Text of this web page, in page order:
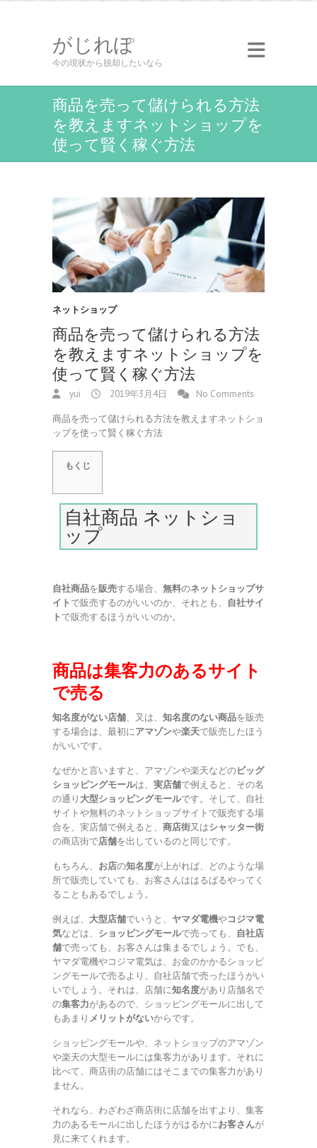
がじれぽ
今の現状から脱却したいなら
商品を売って儲けられる方法
を教えますネットショップを
使って賢く稼ぐ方法
ネットショップ
商品を売って儲けられる方法
を教えますネットショップを
使って賢く稼ぐ方法
yui 2019年3月4日 No Comments
商品を売って儲けられる方法を教えますネットショ
ップを使って賢く稼ぐ方法
もくじ
自社商品 ネットショ
ップ
自社商品を販売する場合、 無料のネットショップサ
イトで販売するのがいいのか、それとも、 自社サイ
トで販売するほうがいいのか。
商品は集客力のあるサイト
で売る
知名度がない店舗、又は、 知名度のない商品を販売
する場合は、最初にアマゾンや楽天で販売したほう
がいいです。
なぜかと言いますと、アマゾンや楽天などのビッグ
ショッピングモールは、 実店舗で例えると、その名
の通り 大型ショッピングモールです。そして、自社
サイトや無料のネットショップサイトで販売する場
合を、実店舗で例えると、 商店街又はシャッター街
の商店街で店舗を出しているのと同じです。
もちろん、 お店の知名度が上がれば、どのような場
所で販売していても、お客さんははるばるやってく
ることもあるでしょう。
例えば、 大型店舗でいうと、 ヤマダ電機やコジマ電
気などは、 ショッピングモールで売っても、 自社店
舗で売っても、お客さんは集まるでしょう。でも、
ヤマダ電機やコジマ電気は、お金のかかるショッピ
ングモールで売るより、自社店舗で売ったほうがい
いでしょう。それは、店舗に知名度があり店舗名で
の集客力があるので、ショッピングモールに出して
もあまり メリットがないからです。
ショッピングモールや、ネットショップのアマゾン
や楽天の大型モールには集客力があります。それに
比べて、商店街の店舗にはそこまでの集客力があり
ません。
それなら、わざわざ商店街に店舗を出すより、集客
力のあるモールに出したほうがはるかにお客さんが
見に来てくれます。